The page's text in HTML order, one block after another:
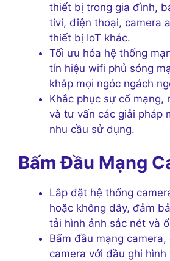
thiết bị trong gia đình,
tivi, điện thoại, camera
thiết bị IoT khác.
Tối ưu hóa hệ thống
tín hiệu wifi phủ sóng
khắp mọi ngóc ngách
Khắc phục sự cố mạng,
và tư vấn các giải pháp
nhu cầu sử dụng.
Bấm Đầu Mạng
Lắp đặt hệ thống
hoặc không dây, đảm
tải hình ảnh sắc nét và
Bấm đầu mạng
camera với đầu ghi